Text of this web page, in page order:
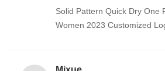
Solid Pattern Quick Dry One
Women 2023 Customized